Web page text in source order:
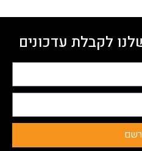
לקבלת עדכונים